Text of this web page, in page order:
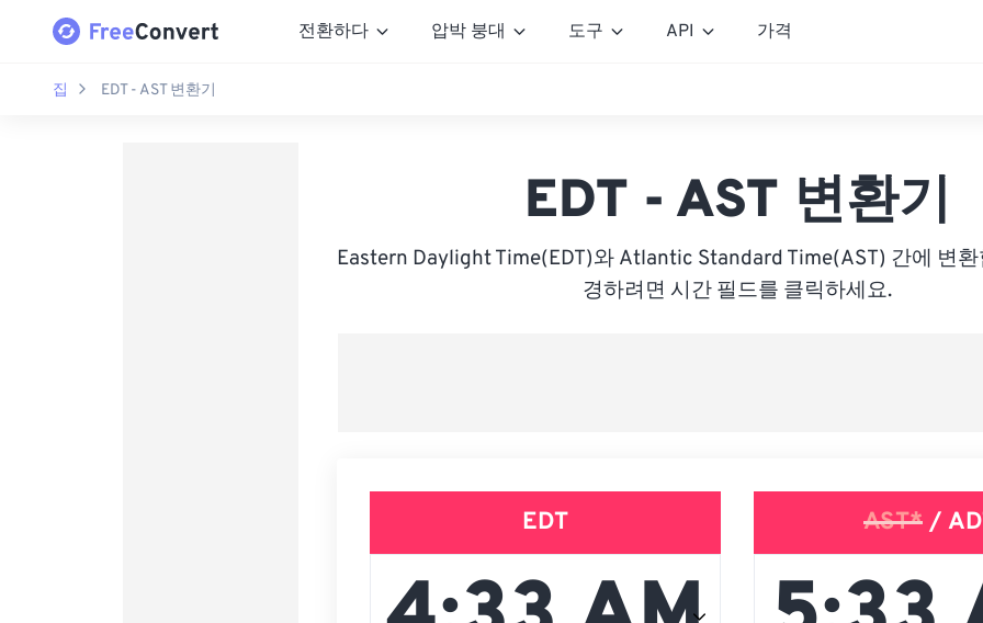
전환하다 압박 붕대 도구 API 가격
집 EDT - AST 변환기
EDT - AST 변환기
Eastern Daylight Time(EDT)와 Atlantic Standard Time(AST) 간에 변
경하려면 시간 필드를 클릭하세요.
EDT AST*/